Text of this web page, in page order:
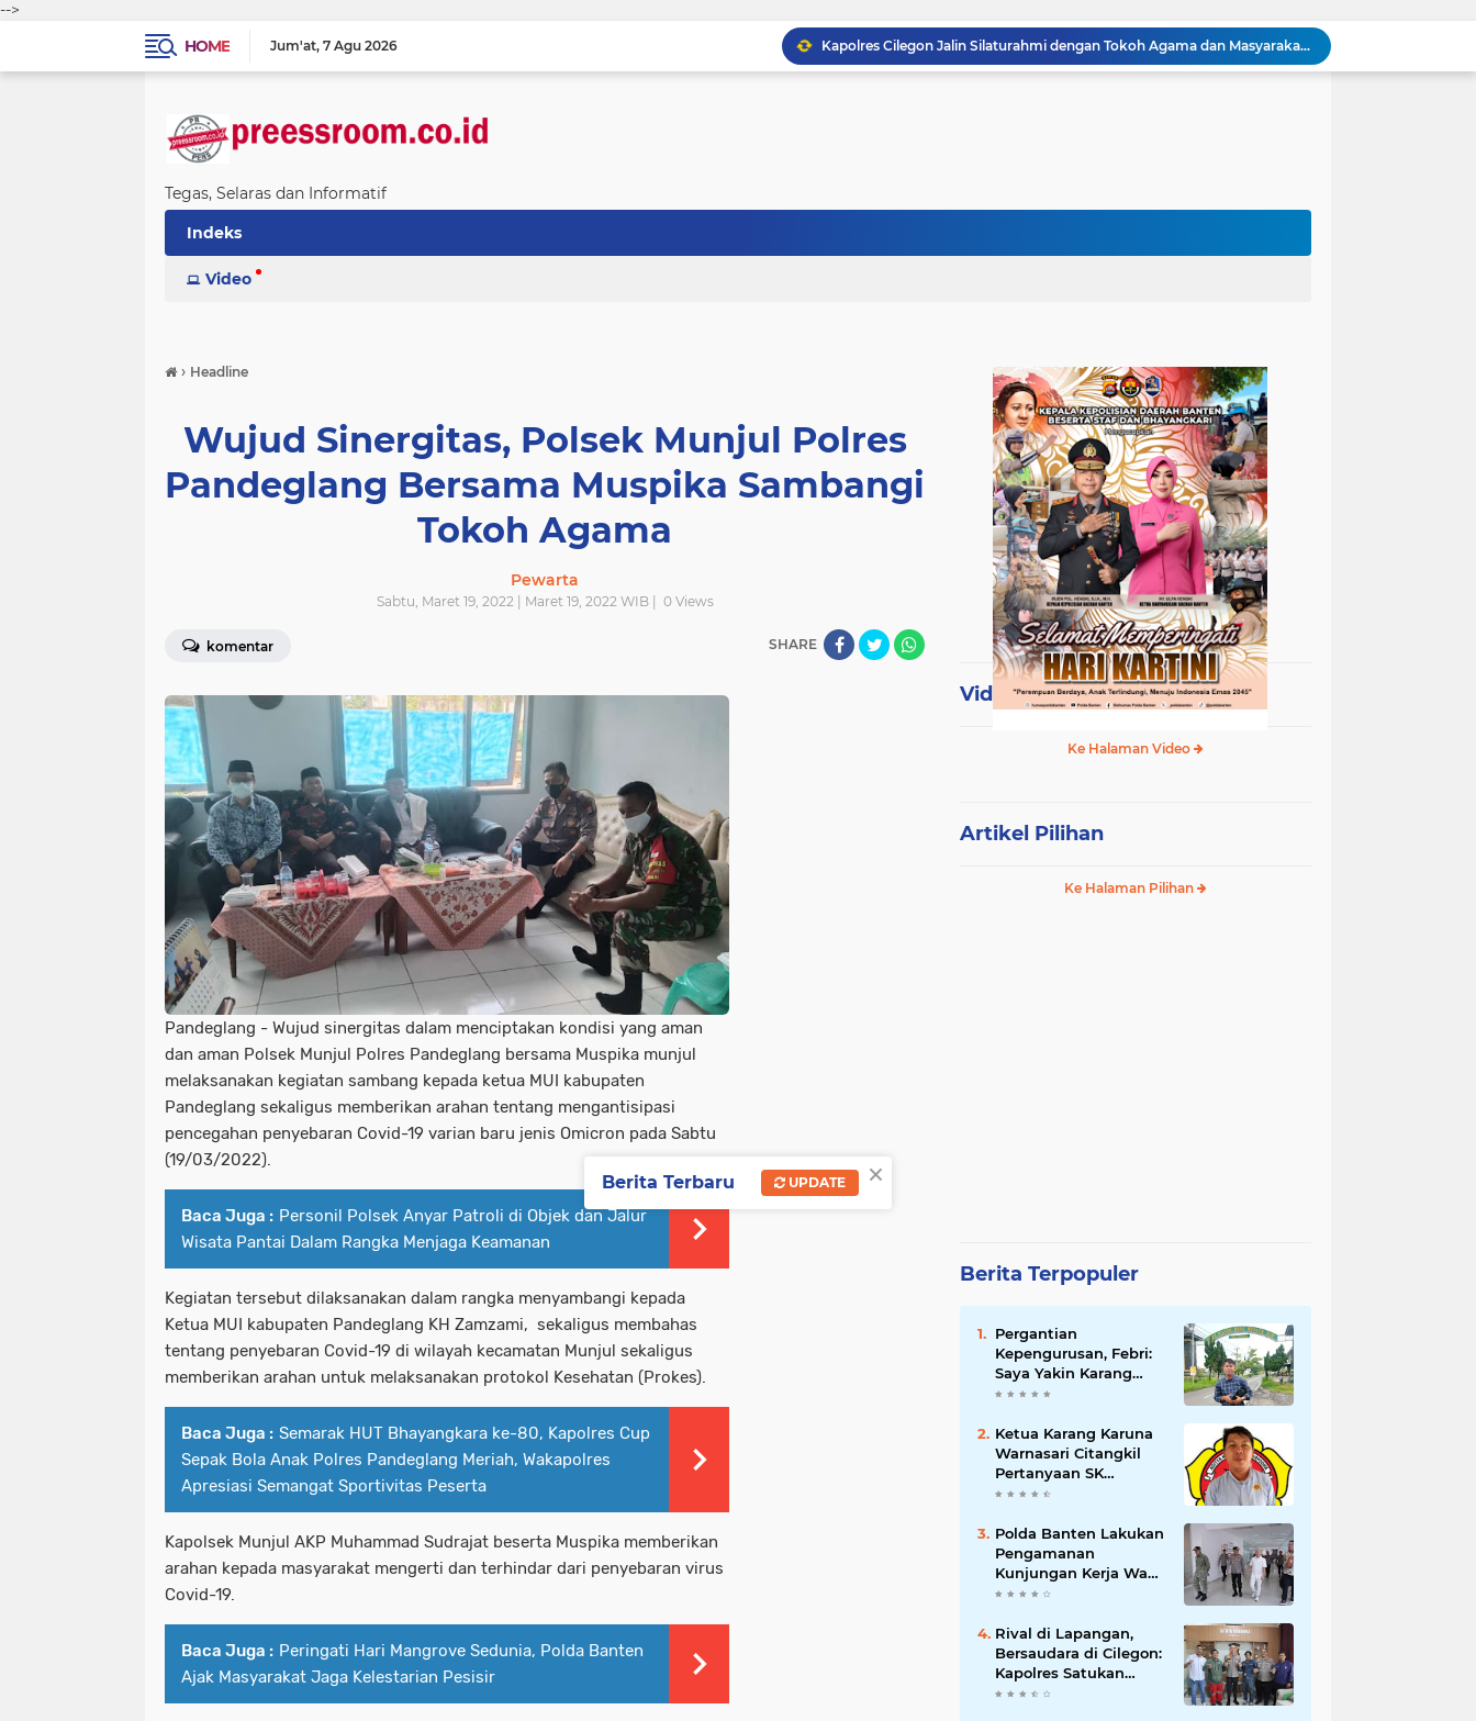
-->
HOME
Jum'at 7 Agu 2026
Kapolres Cilegon Perkuat Sinergi dengan Pemkot dan Muhammadiyah, Bersama Jaga Cilegon Tetap Aman serta Kondusif
Polres Cilegon Salurkan 16 Ton Air Bersih, Hadir Ringankan Warga Pulomerak di Tengah Kemarau
Kapolres Cilegon Dekatkan Polri dengan Warga, Pesan Kamtibmas Menggema di Masjid Raudhatul Muttaqin
Tegas, Selaras dan Informatif
Indeks
Video
› Headline
Wujud Sinergitas, Polsek Munjul Polres
Pandeglang Bersama Muspika Sambangi
Tokoh Agama
Pewarta
Sabtu, Maret 19, 2022 | Maret 19, 2022 WIB | 0Views
komentar SHARE
Pandeglang - Wujud sinergitas dalam menciptakan kondisi yang aman
dan aman Polsek Munjul Polres Pandeglang bersama Muspika munjul
melaksanakan kegiatan sambang kepada ketua MUI kabupaten
Pandeglang sekaligus memberikan arahan tentang mengantisipasi
pencegahan penyebaran Covid-19 varian baru jenis Omicron pada Sabtu
(19/03/2022).
Baca Juga : Personil Polsek Anyar Patroli di Objek dan Jalur
Wisata Pantai Dalam Rangka Menjaga Keamanan
Kegiatan tersebut dilaksanakan dalam rangka menyambangi kepada
Ketua MUI kabupaten Pandeglang KH Zamzami, sekaligus membahas
tentang penyebaran Covid-19 di wilayah kecamatan Munjul sekaligus
memberikan arahan untuk melaksanakan protokol Kesehatan (Prokes).
Baca Juga : Semarak HUT Bhayangkara ke-80, Kapolres Cup
Sepak Bola Anak Polres Pandeglang Meriah, Wakapolres
Apresiasi Semangat Sportivitas Peserta
Kapolsek Munjul AKP Muhammad Sudrajat beserta Muspika memberikan
arahan kepada masyarakat mengerti dan terhindar dari penyebaran virus
Covid-19.
Baca Juga : Peringati Hari Mangrove Sedunia, Polda Banten
Ajak Masyarakat Jaga Kelestarian Pesisir
Video Terpopuler
Ke Halaman Video
Artikel Pilihan
Ke Halaman Pilihan
Berita Terpopuler
Pergantian
Kepengurusan, Febri:
Saya Yakin Karang
Taruna Wanakarsa
Kepemimpinan Bung
Entus Jauh Membawa
Manfaat
Ketua Karang Karuna
Warnasari Citangkil
Pertanyaan SK
Karetaker dan Urgensi
Berduka
Polda Banten Lakukan
Pengamanan
Kunjungan Kerja Wakil
Presiden RI
Rival di Lapangan,
Bersaudara di Cilegon:
Kapolres Satukan
Viking dan Jak Mania
×
Berita Terbaru UPDATE